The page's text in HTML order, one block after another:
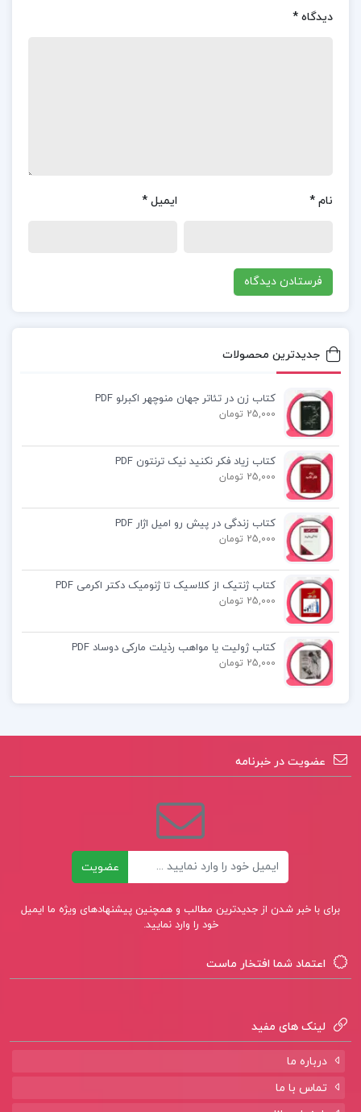
کتاب زبان تخصصی ویژه علوم تربیتی مدرسان
شریف
دیدگاه *
نام * ایمیل *
جدیدترین محصولات
کتاب زن در تئاتر جهان منوچهر اکبرلو PDF
25,000 تومان
کتاب زیاد فکر نکنید نیک ترنتون PDF
25,000 تومان
کتاب زندگی در پیش رو امیل اژار PDF
25,000 تومان
کتاب ژنتیک از کلاسیک تا ژنومیک دکتر اکرمی PDF
25,000 تومان
کتاب ژولیت یا مواهب رذیلت مارکی دوساد PDF
25,000 تومان
عضویت در خبرنامه
عضویت
برای با خبر شدن از جدیدترین مطالب و همچنین پیشنهادهای ویژه ما ایمیل
خود را وارد نمایید.
اعتماد شما افتخار ماست
لینک های مفید
درباره ما
تماس با ما